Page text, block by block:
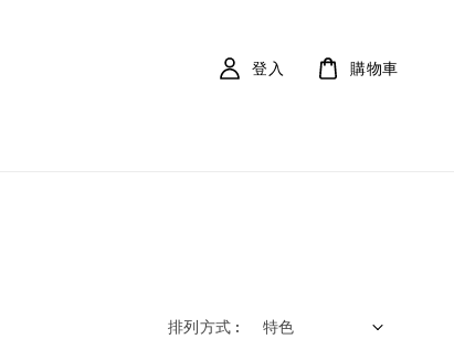
登入 購物車
排列方式 :